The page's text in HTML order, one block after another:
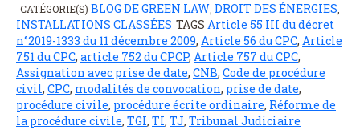
CATÉGORIE(S) BLOG DE GREEN LAW DROIT DES ÉNERGIES
INSTALLATIONS CLASSÉES TAGS Article 55 III du décret
n°2019-1333 du 11 décembre 2009, Article 56 du CPC, Article
751 du CPC, article 752 du CPCP, Article 757 du CPC,
Assignation avec prise de date, CNB, Code de procédure
civil, CPC, modalités de convocation, prise de date,
procédure civile, procédure écrite ordinaire, Réforme de
la procédure civile, TGI, TI, TJ, Tribunal Judiciaire